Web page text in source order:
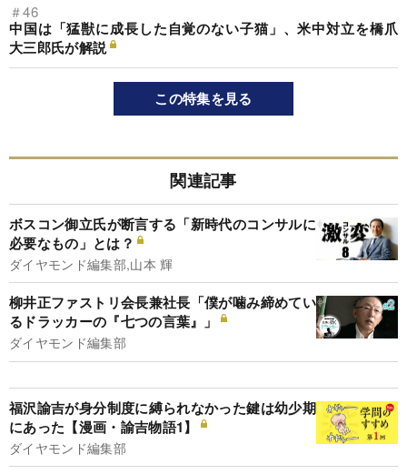
＃46
中国は「猛獣に成長した自覚のない子猫」、米中対立を橋爪
大三郎氏が解説
この特集を見る
関連記事
ボスコン御立氏が断言する「新時代のコンサルに
必要なもの」とは？
ダイヤモンド編集部,山本 輝
柳井正ファストリ会長兼社長「僕が噛み締めてい
るドラッカーの『七つの言葉』」
ダイヤモンド編集部
福沢諭吉が身分制度に縛られなかった鍵は幼少期
にあった【漫画・諭吉物語1】
ダイヤモンド編集部